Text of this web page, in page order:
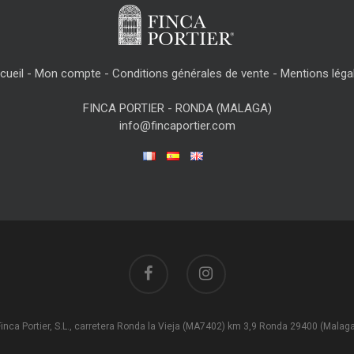
- Mon compte - Conditions générales de vente - Mentions
FINCA PORTIER - RONDA (MALAGA)
info@fincaportier.com
Portier, S.L., carretera Ronda la Vieja (MA7402) km 3,9 Ronda 29400